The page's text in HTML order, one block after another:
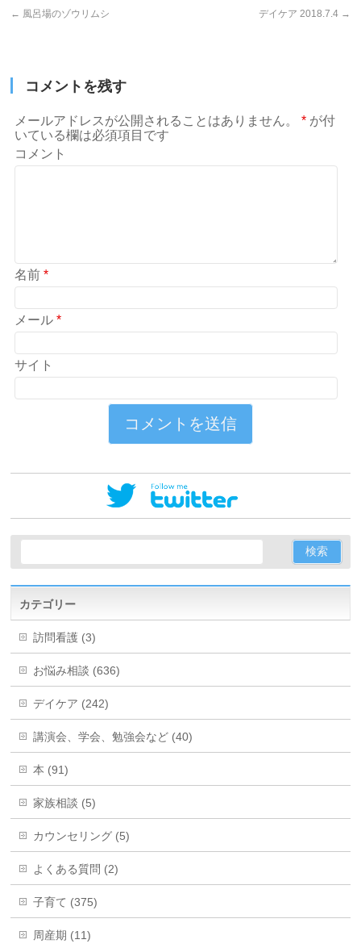
← 風呂場のゾウリムシ デイケア 2018.7.4 →
コメントを残す
メールアドレスが公開されることはありません。 * が付
いている欄は必須項目です
コメント
名前*
メール*
サイト
カテゴリー
訪問看護 (3)
お悩み相談 (636)
デイケア (242)
講演会、学会、勉強会など (40)
本 (91)
家族相談 (5)
カウンセリング (5)
よくある質問 (2)
子育て (375)
周産期 (11)